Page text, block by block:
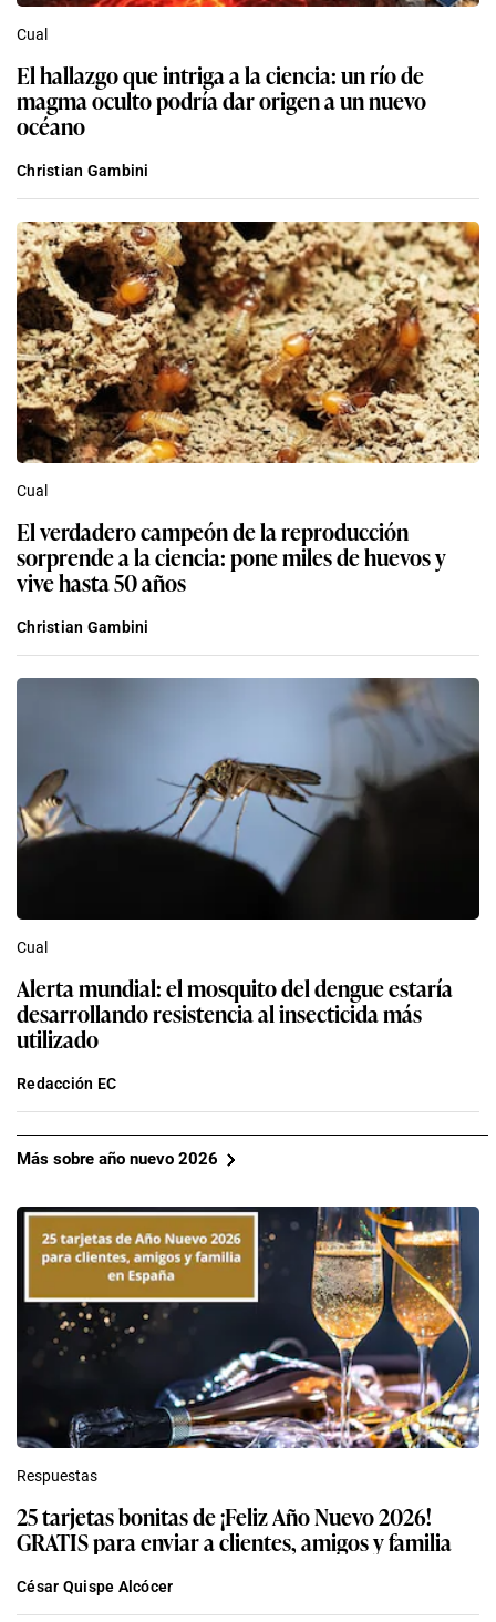
Cual
El hallazgo que intriga a la ciencia: un río de
magma oculto podría dar origen a un nuevo
océano
Christian Gambini
Cual
El verdadero campeón de la reproducción
sorprende a la ciencia: pone miles de huevos y
vive hasta 50 años
Christian Gambini
Cual
Alerta mundial: el mosquito del dengue estaría
desarrollando resistencia al insecticida más
utilizado
Redacción EC
Más sobre año nuevo 2026
Respuestas
25 tarjetas bonitas de ¡Feliz Año Nuevo 2026!
GRATIS para enviar a clientes, amigos y familia
César Quispe Alcócer